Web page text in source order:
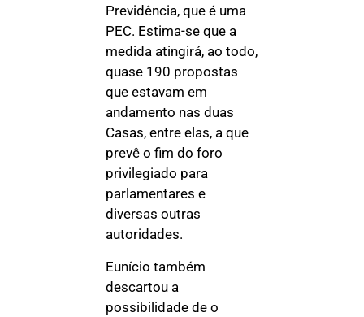
Previdência, que é uma
PEC. Estima-se que a
medida atingirá, ao todo,
quase 190 propostas
que estavam em
andamento nas duas
Casas, entre elas, a que
prevê o fim do foro
privilegiado para
parlamentares e
diversas outras
autoridades.
Eunício também
descartou a
possibilidade de o